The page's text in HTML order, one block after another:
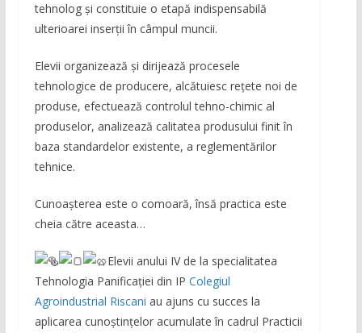
tehnolog și constituie o etapă indispensabilă
ulterioarei inserții în câmpul muncii.
Elevii organizează și dirijează procesele
tehnologice de producere, alcătuiesc rețete noi de
produse, efectuează controlul tehno-chimic al
produselor, analizează calitatea produsului finit în
baza standardelor existente, a reglementărilor
tehnice.
Cunoașterea este o comoară, însă practica este
cheia către aceasta…
Elevii anului IV de la specialitatea
Tehnologia Panificației din IP Colegiul
Agroindustrial Riscani au ajuns cu succes la
aplicarea cunoștințelor acumulate în cadrul Practicii